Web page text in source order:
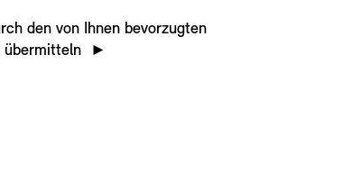
den von Ihnen bevorzugten
übermitteln
►